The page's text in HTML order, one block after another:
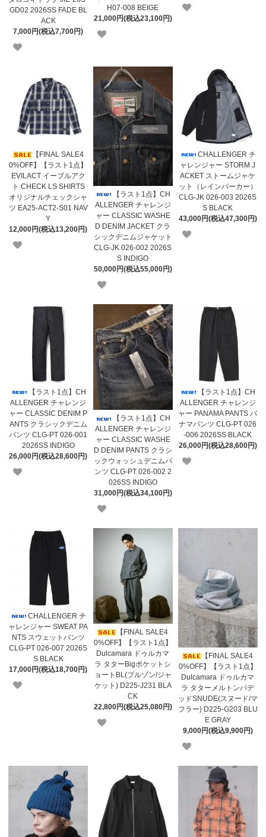
GD02 2026SS FADE BL
ACK
7,000円(税込7,700円)
H07-008 BEIGE
21,000円(税込23,100円)
【FINAL SALE4
0%OFF】【ラスト1点】
EVILACT イーブルアク
ト CHECK LS SHIRTS
オリジナルチェックシャ
ツ EA25-ACT2-S01 NAV
Y
12,000円(税込13,200円)
【ラスト1点】CH
ALLENGER チャレンジ
ャー CLASSIC WASHE
D DENIM JACKET クラ
シックデニムジャケット
CLG-JK 026-002 2026S
S INDIGO
50,000円(税込55,000円)
CHALLENGER チ
ャレンジャー STORM J
ACKET ストームジャケ
ット（レインパーカー）
CLG-JK 026-003 2026S
S BLACK
43,000円(税込47,300円)
【ラスト1点】CH
ALLENGER チャレンジ
ャー CLASSIC DENIM P
ANTS クラシックデニム
パンツ CLG-PT 026-001
2026SS INDIGO
26,000円(税込28,600円)
【ラスト1点】CH
ALLENGER チャレンジ
ャー CLASSIC WASHE
D DENIM PANTS クラシ
ックウォッシュデニムパ
ンツ CLG-PT 026-002 2
026SS INDIGO
31,000円(税込34,100円)
【ラスト1点】CH
ALLENGER チャレンジ
ャー PANAMA PANTS パ
ナマパンツ CLG-PT 026
-006 2026SS BLACK
26,000円(税込28,600円)
CHALLENGER チ
ャレンジャー SWEAT PA
NTS スウェットパンツ
CLG-PT 026-007 2026S
S BLACK
17,000円(税込18,700円)
【FINAL SALE4
0%OFF】【ラスト1点】
Dulcamara ドゥルカマ
ラ タターBigポケットシ
ョートBL(ブルゾン/ジャ
ケット) D225-J231 BLA
CK
22,800円(税込25,080円)
【FINAL SALE4
0%OFF】【ラスト1点】
Dulcamara ドゥルカマ
ラ タターメルトンパデ
ッドSNUDE(スヌード/マ
フラー) D225-G203 BLU
E GRAY
9,000円(税込9,900円)